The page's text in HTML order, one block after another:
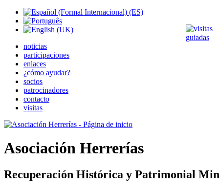
noticias
participaciones
enlaces
¿cómo ayudar?
socios
patrocinadores
contacto
visitas
Asociación Herrerías
Recuperación Histórica y Patrimonial